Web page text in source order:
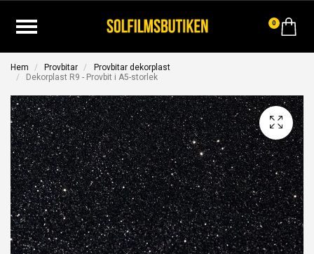
0
Hem Provbitar
Provbitar dekorplast
Dekorplast R9 - Provbit i A5-storlek